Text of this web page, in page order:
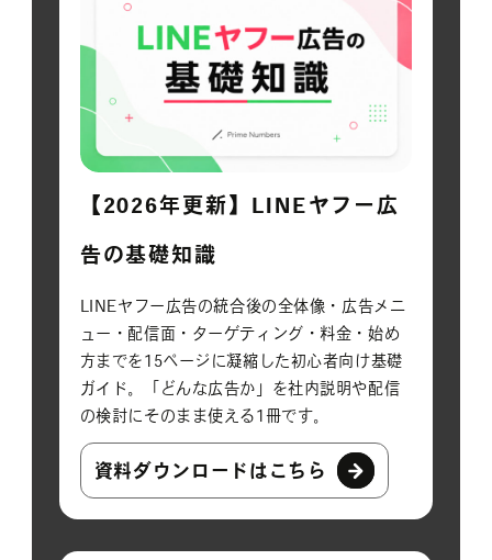
【2026年更新】LINEヤフー広
告の基礎知識
LINEヤフー広告の統合後の全体像・広告メニ
ュー・配信面・ターゲティング・料金・始め
方までを15ページに凝縮した初心者向け基礎
ガイド。「どんな広告か」を社内説明や配信
の検討にそのまま使える1冊です。
資料ダウンロードはこちら